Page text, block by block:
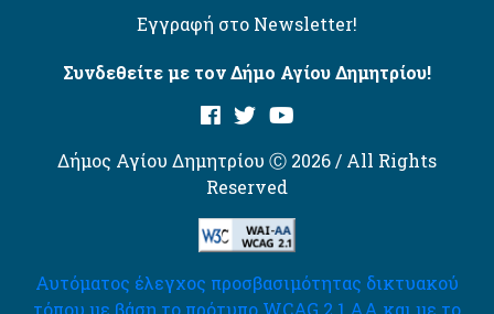
Εγγραφή στο Newsletter!
Συνδεθείτε με τον Δήμο Αγίου Δημητρίου!
Δήμος Αγίου Δημητρίου Ⓒ 2026 / All Rights
Reserved
Αυτόματος έλεγχος προσβασιμότητας δικτυακού
τόπου με βάση το πρότυπο WCAG 2.1 AA και με το